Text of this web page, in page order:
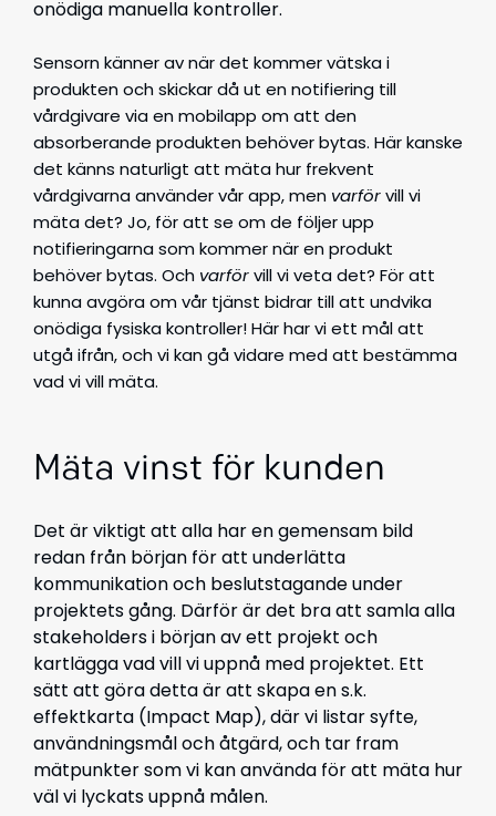
onödiga manuella kontroller.
Sensorn känner av när det kommer vätska i
produkten och skickar då ut en notifiering till
vårdgivare via en mobilapp om att den
absorberande produkten behöver bytas. Här kanske
det känns naturligt att mäta hur frekvent
vårdgivarna använder vår app, men varförvill vi
mäta det? Jo, för att se om de följer upp
notifieringarna som kommer när en produkt
behöver bytas. Och varförvill vi veta det? För att
kunna avgöra om vår tjänst bidrar till att undvika
onödiga fysiska kontroller! Här har vi ett mål att
utgå ifrån, och vi kan gå vidare med att bestämma
vad vi vill mäta.
Mäta vinst för kunden
Det är viktigt att alla har en gemensam bild
redan från början för att underlätta
kommunikation och beslutstagande under
projektets gång. Därför är det bra att samla alla
stakeholders i början av ett projekt och
kartlägga vad vill vi uppnå med projektet. Ett
sätt att göra detta är att skapa en s.k.
effektkarta (Impact Map), där vi listar syfte,
användningsmål och åtgärd, och tar fram
mätpunkter som vi kan använda för att mäta hur
väl vi lyckats uppnå målen.